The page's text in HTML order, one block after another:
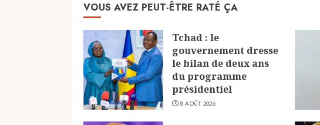
publications
VOUS AVEZ PEUT-ÊTRE RATÉ ÇA
Tchad : le
gouvernement dresse
le bilan de deux ans
du programme
présidentiel
8 AOÛT 2026